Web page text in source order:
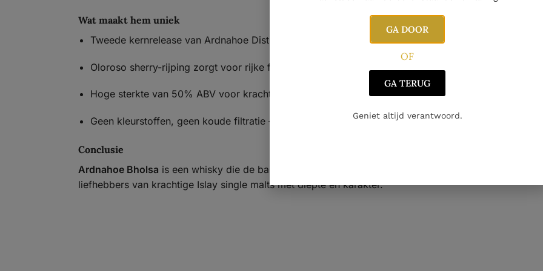
Wat maakt hem uniek
Tweede kernrelease van Ardnahoe Distillery
Oloroso sherry-rijping zorgt voor rijke fruitige en sherrytonen
Hoge sterkte van 50% ABV voor kracht en intensiteit
Geen kleurstoffen, geen koude filtratie — puur karakter
Conclusie
Ardnahoe Bholsa is een whisky die de balans vindt tussen zoetheid en ziltige rook, met rijke
liefhebbers van krachtige Islay single malts met diepte en karakter.
GA DOOR
OF
GA TERUG
Geniet altijd verantwoord.